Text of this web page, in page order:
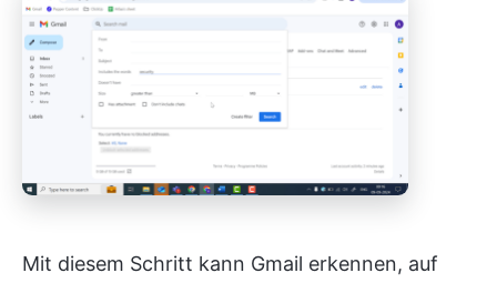
Mit diesem Schritt kann Gmail erkennen, auf